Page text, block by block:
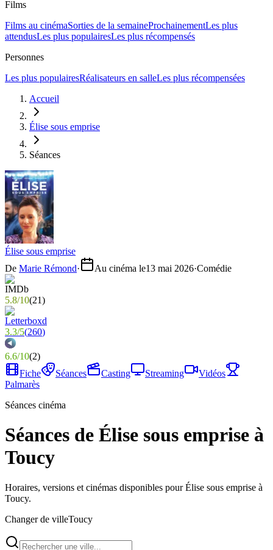
Films
Films au cinémaSorties de la semaineProchainementLes plus
attendusLes plus populairesLes plus récompensés
Personnes
Les plus populairesRéalisateurs en salleLes plus récompensées
Accueil
Élise sous emprise
Séances
Élise sous emprise
De Marie Rémond· Au cinéma le13 mai 2026·Comédie
5.8/10(21)
3.3/5(260)
6.6/10(2)
Fiche
Séances Casting Streaming
Vidéos
Palmarès
Séances cinéma
Séances de Élise sous emprise à
Toucy
Horaires, versions et cinémas disponibles pour Élise sous emprise à
Toucy.
Changer de villeToucy